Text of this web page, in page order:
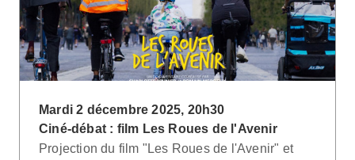
Mardi 2 décembre 2025, 20h30
Ciné-débat : film Les Roues de l'Avenir
Projection du film "Les Roues de l'Avenir" et